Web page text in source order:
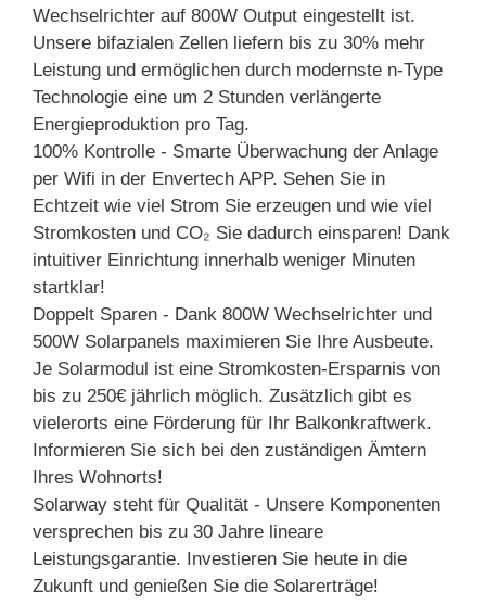
Wechselrichter auf 800W Output eingestellt ist.
Unsere bifazialen Zellen liefern bis zu 30% mehr
Leistung und ermöglichen durch modernste n-Type
Technologie eine um 2 Stunden verlängerte
Energieproduktion pro Tag.
100% Kontrolle - Smarte Überwachung der Anlage
per Wifi in der Envertech APP. Sehen Sie in
Echtzeit wie viel Strom Sie erzeugen und wie viel
Stromkosten und CO₂ Sie dadurch einsparen! Dank
intuitiver Einrichtung innerhalb weniger Minuten
startklar!
Doppelt Sparen - Dank 800W Wechselrichter und
500W Solarpanels maximieren Sie Ihre Ausbeute.
Je Solarmodul ist eine Stromkosten-Ersparnis von
bis zu 250€ jährlich möglich. Zusätzlich gibt es
vielerorts eine Förderung für Ihr Balkonkraftwerk.
Informieren Sie sich bei den zuständigen Ämtern
Ihres Wohnorts!
Solarway steht für Qualität - Unsere Komponenten
versprechen bis zu 30 Jahre lineare
Leistungsgarantie. Investieren Sie heute in die
Zukunft und genießen Sie die Solarerträge!